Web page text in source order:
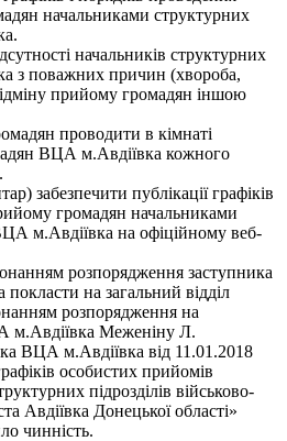
начальниками структурних
начальників структурних
з поважних причин (хвороба,
прийому громадян іншою
проводити в кімнаті
ВЦА м.Авдіївка кожного
забезпечити публікації графіків
громадян начальниками
м.Авдіївка на офіційному веб-
розпорядження заступника
на загальний відділ
розпорядження на
м.Авдіївка Меженіну Л.
ВЦА м.Авдіївка від 11.01.2018
особистих прийомів
підрозділів військово-
Авдіївка Донецької області»
чинність.